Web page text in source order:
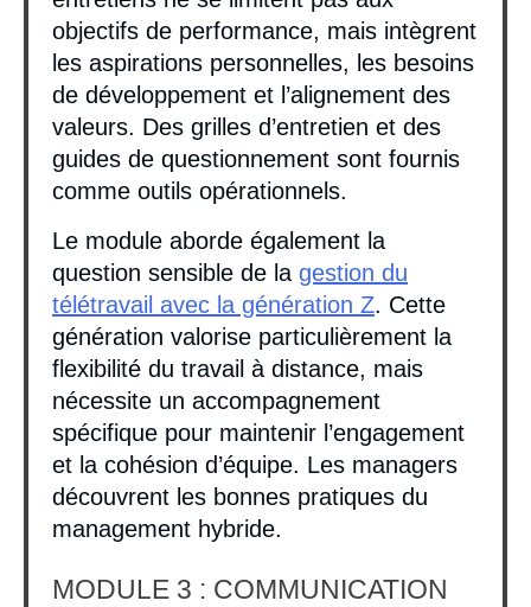
objectifs de performance, mais intègrent
les aspirations personnelles, les besoins
de développement et l’alignement des
valeurs. Des grilles d’entretien et des
guides de questionnement sont fournis
comme outils opérationnels.
Le module aborde également la
question sensible de la gestion du
télétravail avec la génération Z. Cette
génération valorise particulièrement la
flexibilité du travail à distance, mais
nécessite un accompagnement
spécifique pour maintenir l’engagement
et la cohésion d’équipe. Les managers
découvrent les bonnes pratiques du
management hybride.
MODULE 3 : COMMUNICATION